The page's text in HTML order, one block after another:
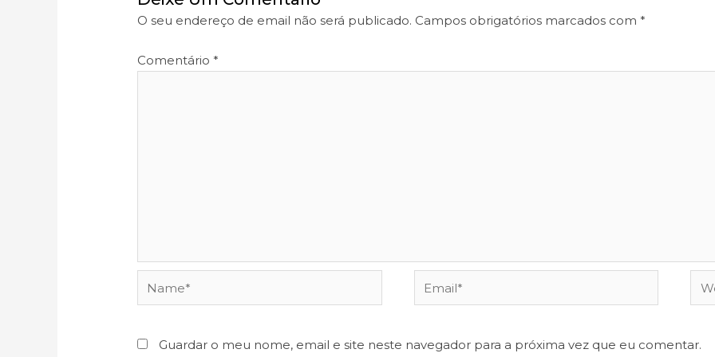
O seu endereço de email não será publicado. Campos obrigatórios marcados com *
Comentário *
Name* Email*
Guardar o meu nome, email e site neste navegador para a próxima vez que eu comentar.